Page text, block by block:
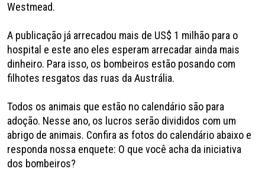
Westmead.
A publicação já arrecadou mais de US$ 1 milhão para o
hospital e este ano eles esperam arrecadar ainda mais
dinheiro. Para isso, os bombeiros estão posando com
filhotes resgatos das ruas da Austrália.
Todos os animais que estão no calendário são para
adoção. Nesse ano, os lucros serão divididos com um
abrigo de animais. Confira as fotos do calendário abaixo e
responda nossa enquete: O que você acha da iniciativa
dos bombeiros?